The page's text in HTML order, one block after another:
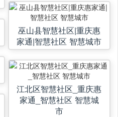
巫山县智慧社区|重庆惠
家通|智慧社区 智慧城市
江北区智慧社区_重庆惠
家通_智慧社区 智慧城
市